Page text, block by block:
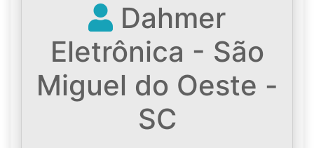
Dahmer
Eletrônica - São
Miguel do Oeste -
SC